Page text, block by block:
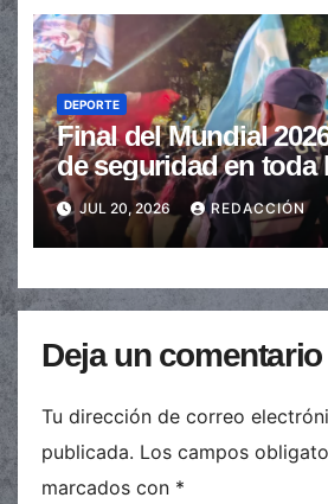
DEPORTE
Final del Mundial
de seguridad en toda
JUL 20, 2026 REDACCIÓN
Deja un comentario
Tu dirección de correo
publicada. Los campos
marcados con *